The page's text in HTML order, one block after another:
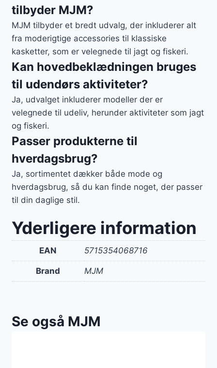
tilbyder MJM?
MJM tilbyder et bredt udvalg, der inkluderer alt
fra moderigtige accessories til klassiske
kasketter, som er velegnede til jagt og fiskeri.
Kan hovedbeklædningen bruges
til udendørs aktiviteter?
Ja, udvalget inkluderer modeller der er
velegnede til udeliv, herunder aktiviteter som jagt
og fiskeri.
Passer produkterne til
hverdagsbrug?
Ja, sortimentet dækker både mode og
hverdagsbrug, så du kan finde noget, der passer
til din daglige stil.
Yderligere information
EAN 5715354068716
Brand MJM
Se også MJM